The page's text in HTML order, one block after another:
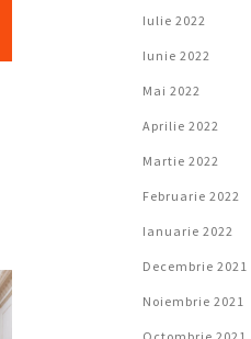
Iulie 2022
Iunie 2022
Mai 2022
Aprilie 2022
Martie 2022
Februarie 2022
Ianuarie 2022
Decembrie 2021
Noiembrie 2021